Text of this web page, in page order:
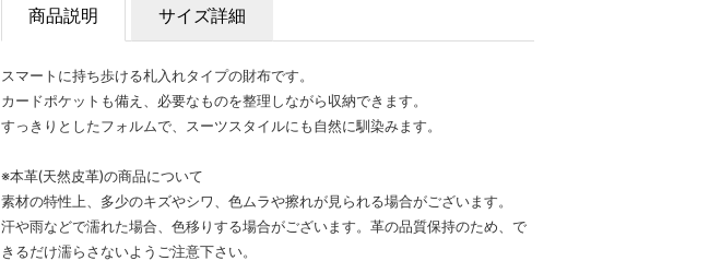
商品説明 サイズ詳細
スマートに持ち歩ける札入れタイプの財布です。
カードポケットも備え、必要なものを整理しながら収納できます。
すっきりとしたフォルムで、スーツスタイルにも自然に馴染みます。
※本革(天然皮革)の商品について
素材の特性上、多少のキズやシワ、色ムラや擦れが見られる場合がございます。
汗や雨などで濡れた場合、色移りする場合がございます。革の品質保持のため、で
きるだけ濡らさないようご注意下さい。